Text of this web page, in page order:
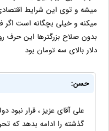
میشه و توی این شرایط اقتصادی
میکنه و خیلی بچگانه است
بدون صلاح بزرگترها این حرف
دلار بالای سه تومان بود
حسن:
علی آقای عزیز ، قرار نبود
گذشته را ادامه بدهد که